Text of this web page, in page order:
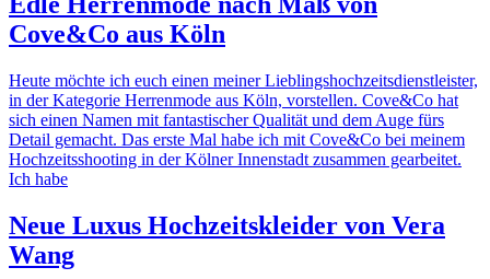
Cove&Co aus Köln
Heute möchte ich euch einen meiner Lieblingshochzeitsdienstleister,
in der Kategorie Herrenmode aus Köln, vorstellen. Cove&Co hat
sich einen Namen mit fantastischer Qualität und dem Auge fürs
Detail gemacht. Das erste Mal habe ich mit Cove&Co bei meinem
Hochzeitsshooting in der Kölner Innenstadt zusammen gearbeitet.
Ich habe
Neue Luxus Hochzeitskleider von Vera
Wang